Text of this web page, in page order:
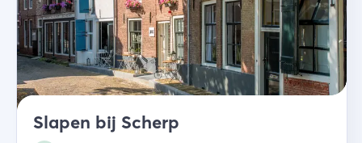
Slapen bij Scherp